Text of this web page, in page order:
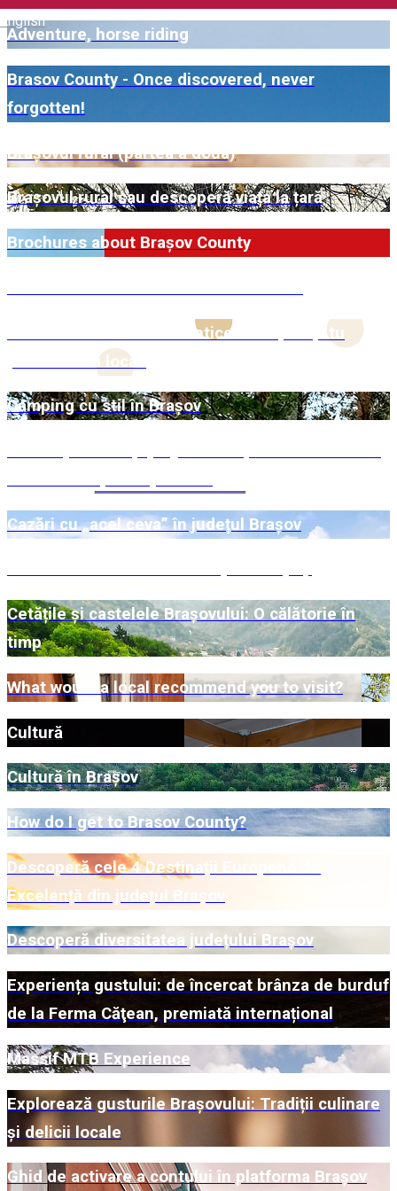
English
Adventure, horse riding
Brasov County - Once discovered, never
forgotten!
Brașovul rural (partea a doua)
Brașovul rural sau descoperă viața la țară
Brochures about Brașov County
Cadouri de Crăciun Autentice - Susține și tu
producătorii locali
Camping cu stil în Brașov
Cazări cu „acel ceva” în județul Brașov
Cetățile și castelele Brașovului: O călătorie în
timp
What would a local recommend you to visit?
Cultură
Cultură în Brașov
How do I get to Brasov County?
Descoperă cele 4 Destinații Europene de
Excelență din județul Brașov
Descoperă diversitatea județului Brașov
Experiența gustului: de încercat brânza de burduf
de la Ferma Căţean, premiată internațional
Massif MTB Experience
Explorează gusturile Brașovului: Tradiții culinare
și delicii locale
Ghid de activare a contului în platforma Brașov